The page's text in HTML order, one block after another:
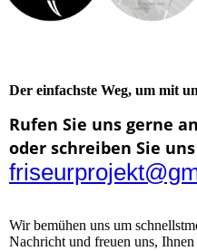
Der einfachste Weg, um mit
Rufen Sie uns gerne an
oder schreiben Sie
Wir bemühen uns um
Nachricht und freuen uns,